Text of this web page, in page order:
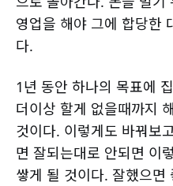
영업을 해야 그에 합당한
다.
1년 동안 하나의 목표에
더이상 할게 없을때까지
것이다. 이렇게도 바꿔보
면 잘되는대로 안되면 이
쌓게 될 것이다. 잘했으면